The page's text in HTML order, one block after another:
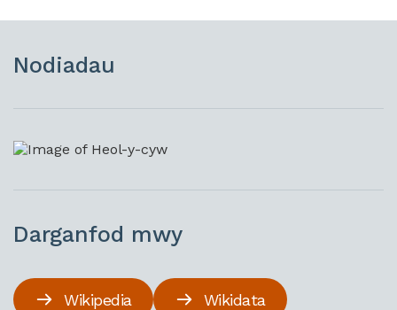
Nodiadau
Darganfod mwy
Wikipedia Wikidata